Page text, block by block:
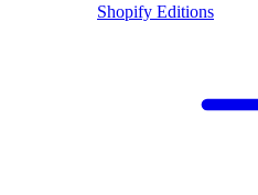
Shopify Editions